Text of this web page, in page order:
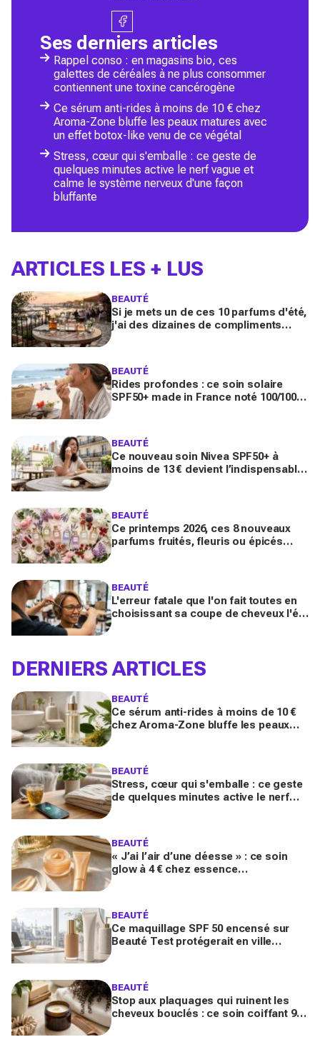
Ses derniers articles
Rappel conso : en magasins bio, ces
galettes de céréales à ne plus consommer
contiennent une toxine cancérogène
Ce sérum anti-rides à moins de 10 € chez
Aroma-Zone bluffe les peaux matures avec
un effet botox-like venu de ce végétal
Stress, cœur qui s'emballe : ce geste de
quelques minutes active le nerf vague et
calme le système nerveux d'une façon
bluffante
ARTICLES LES + LUS
BEAUTÉ
Si je mets un de ces 10 parfums d'été,
j'ai des dizaines de compliments
BEAUTÉ
Rides profondes : ce soin solaire
SPF50+ made in France noté 100/100
BEAUTÉ
Ce nouveau soin Nivea SPF50+ à
moins de 13 € devient l’indispensable
BEAUTÉ
Ce printemps 2026, ces 8 nouveaux
parfums fruités, fleuris ou épicés
BEAUTÉ
L'erreur fatale que l'on fait toutes en
choisissant sa coupe de cheveux l'été
DERNIERS ARTICLES
BEAUTÉ
Ce sérum anti-rides à moins de 10 €
chez Aroma-Zone bluffe les peaux
BEAUTÉ
Stress, cœur qui s'emballe : ce geste
de quelques minutes active le nerf
BEAUTÉ
« J’ai l’air d’une déesse » : ce soin
glow à 4 € chez essence
BEAUTÉ
Ce maquillage SPF 50 encensé sur
Beauté Test protégerait en ville
BEAUTÉ
Stop aux plaquages qui ruinent les
cheveux bouclés : ce soin coiffant 98